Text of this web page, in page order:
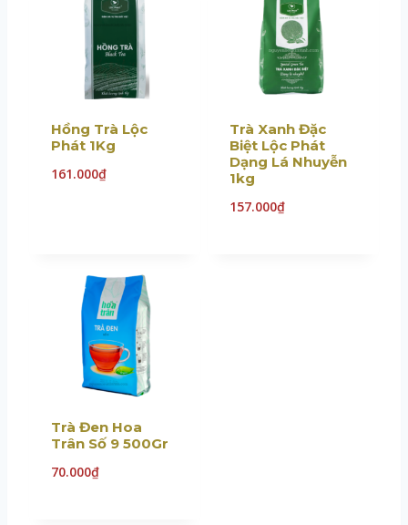
Hồng Trà Lộc
Phát 1Kg
161.000₫
Trà Xanh Đặc
Biệt Lộc Phát
Dạng Lá Nhuyễn
1kg
157.000₫
Trà Đen Hoa
Trân Số 9 500Gr
70.000₫